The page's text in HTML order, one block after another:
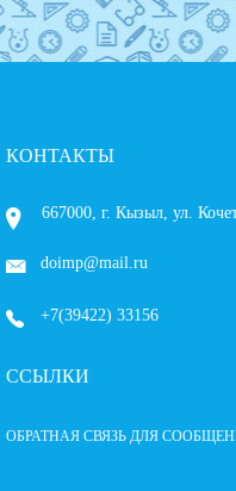
КОНТАКТЫ
667000, г. Кызыл, ул.
doimp@mail.ru
+7(39422) 33156
ССЫЛКИ
ОБРАТНАЯ СВЯЗЬ ДЛЯ